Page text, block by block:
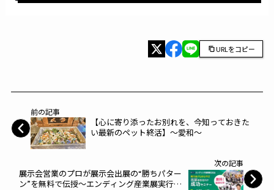
URLをコピー
前の記事
【心に寄り添ったお別れを、今知っておきた
い最新のペット終活】～愛和～
次の記事
展示会営業のプロが展示会出展の“勝ちパター
ン”を無料で伝授～エンディング産業展実行委